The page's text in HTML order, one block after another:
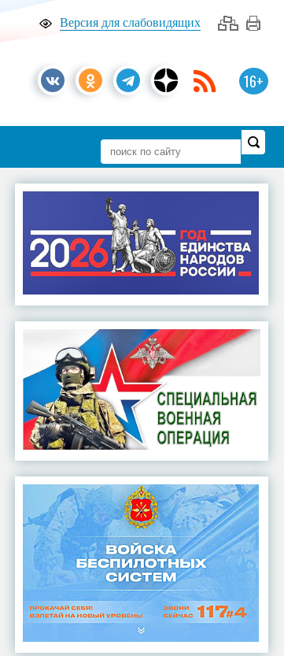
Версия для слабовидящих
16+